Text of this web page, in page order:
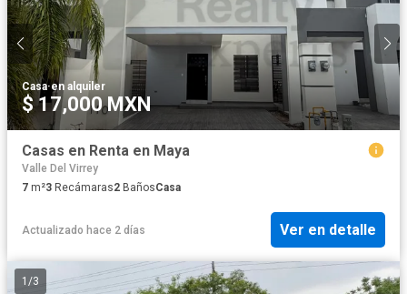
Casa·en alquiler
$ 17,000 MXN
Casas en Renta en Maya
Valle Del Virrey
7 m²3 Recámaras2 BañosCasa
Actualizado hace 2 días Ver en detalle
1 /3